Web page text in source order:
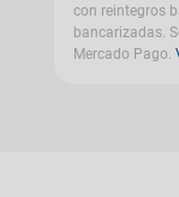
con reintegros
bancarizadas.
Mercado Pago.